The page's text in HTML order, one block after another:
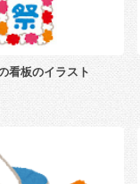
看板のイラスト